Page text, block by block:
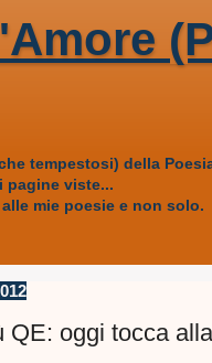
tempestosi) della
pagine viste...
mie poesie e non solo.
QE: oggi tocca